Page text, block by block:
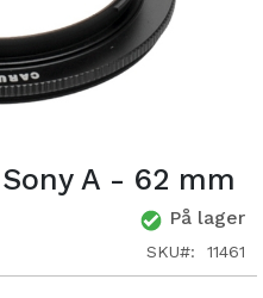
A - 62 mm
På lager
SKU 11461